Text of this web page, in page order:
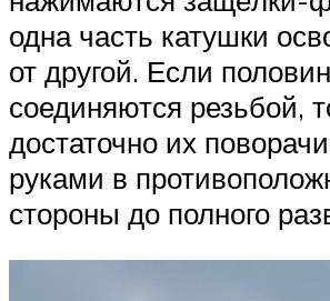
одна часть катушки
от другой. Если
соединяются резьбой,
достаточно их
руками в
стороны до полного